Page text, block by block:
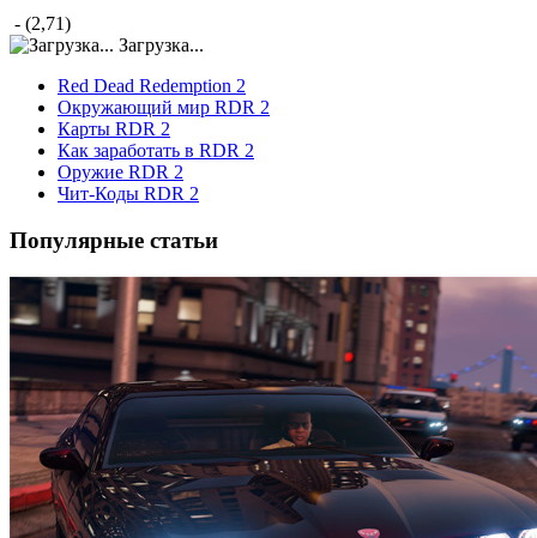
- (2,71)
Загрузка...
Red Dead Redemption 2
Окружающий мир RDR 2
Карты RDR 2
Как заработать в RDR 2
Оружие RDR 2
Чит-Коды RDR 2
Популярные статьи